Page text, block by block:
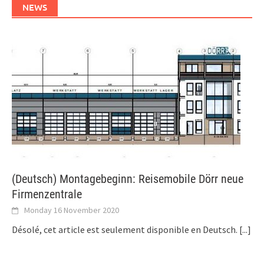
NEWS
(Deutsch) Montagebeginn: Reisemobile Dörr neue
Firmenzentrale
Monday 16 November 2020
Désolé, cet article est seulement disponible en Deutsch. [...]